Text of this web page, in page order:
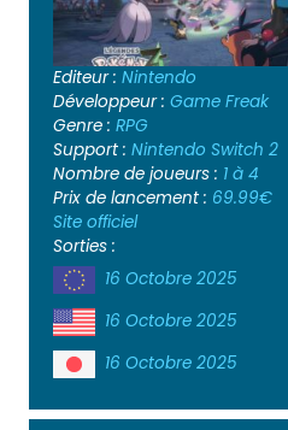
Editeur : Nintendo
Développeur : Game Freak
Genre : RPG
Support : Nintendo Switch 2
Nombre de joueurs : 1 à 4
Prix de lancement : 69.99€
Site officiel
Sorties :
16 Octobre 2025
16 Octobre 2025
16 Octobre 2025